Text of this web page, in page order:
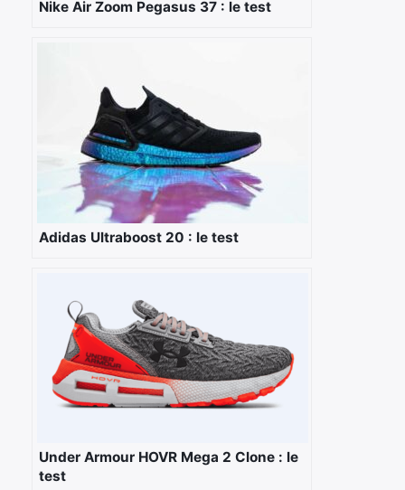
Nike Air Zoom Pegasus 37 : le test
Adidas Ultraboost 20 : le test
Under Armour HOVR Mega 2 Clone : le
test